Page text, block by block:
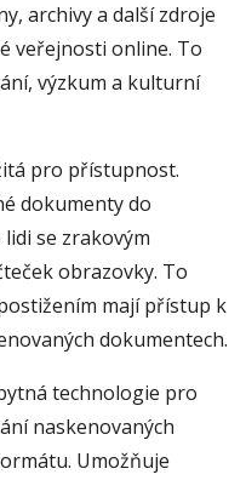
archivy a další zdroje
veřejnosti online. To
výzkum a kulturní
pro přístupnost.
dokumenty do
se zrakovým
obrazovky. To
mají přístup k
dokumentech.
technologie pro
naskenovaných
Umožňuje